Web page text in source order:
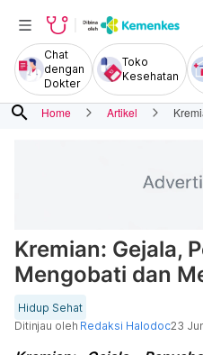
Chat
dengan
Dokter
Toko
Kesehatan
search Home Artikel
Kremian: Gejala,
Mengobati dan
Hidup Sehat
Ditinjau oleh Redaksi Halodoc23